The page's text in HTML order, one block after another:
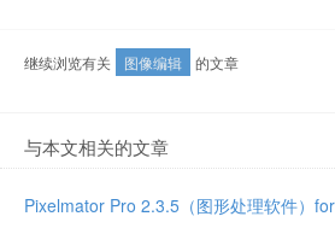
继续浏览有关 图像编辑 的文章
与本文相关的文章
Pixelmator Pro 2.3.5（图形处理软件）